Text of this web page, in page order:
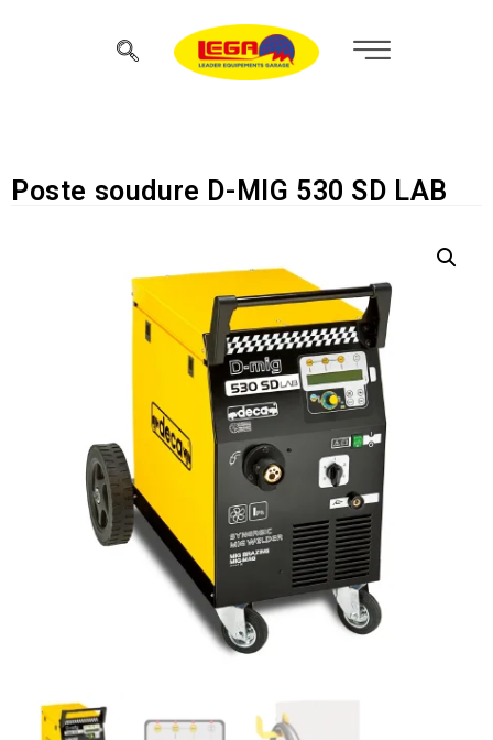
Poste soudure D-MIG 530 SD LAB